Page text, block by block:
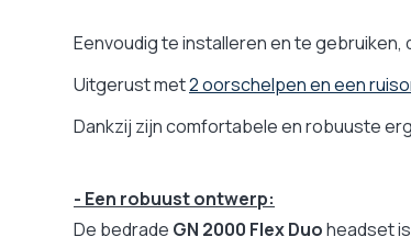
Kussentje(s)/Oortje(s)
Compatibele Push-to-Talk
Functie ‘mute’
Breedbandgeluid (VoIP)
Controlelampje oproep
Eenvoudig te installeren en te gebruiken,
Uitgerust met2 oorschelpen en een
Dankzij zijn comfortabele en robuuste
- Een robuust ontwerp:
De bedrade GN 2000 Flex Duoheadset